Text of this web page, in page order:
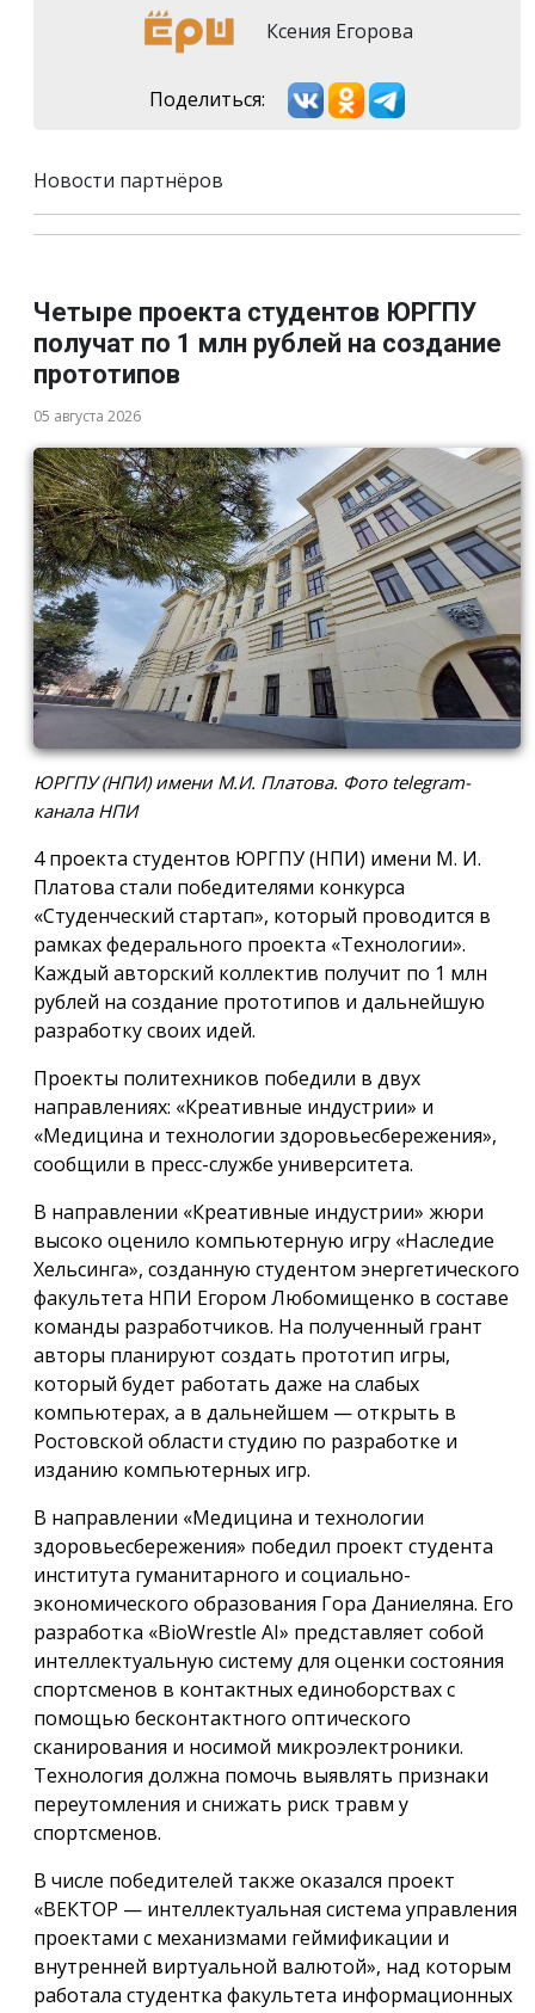
Ксения Егорова
Поделиться:
Новости партнёров
Четыре проекта студентов ЮРГПУ
получат по 1 млн рублей на создание
прототипов
05 августа 2026
ЮРГПУ (НПИ) имени М.И. Платова. Фото telegram-
канала НПИ
4 проекта студентов ЮРГПУ (НПИ) имени М. И.
Платова стали победителями конкурса
«Студенческий стартап», который проводится в
рамках федерального проекта «Технологии».
Каждый авторский коллектив получит по 1 млн
рублей на создание прототипов и дальнейшую
разработку своих идей.
Проекты политехников победили в двух
направлениях: «Креативные индустрии» и
«Медицина и технологии здоровьесбережения»,
сообщили в пресс-службе университета.
В направлении «Креативные индустрии» жюри
высоко оценило компьютерную игру «Наследие
Хельсинга», созданную студентом энергетического
факультета НПИ Егором Любомищенко в составе
команды разработчиков. На полученный грант
авторы планируют создать прототип игры,
который будет работать даже на слабых
компьютерах, а в дальнейшем — открыть в
Ростовской области студию по разработке и
изданию компьютерных игр.
В направлении «Медицина и технологии
здоровьесбережения» победил проект студента
института гуманитарного и социально-
экономического образования Гора Даниеляна. Его
разработка «BioWrestle AI» представляет собой
интеллектуальную систему для оценки состояния
спортсменов в контактных единоборствах с
помощью бесконтактного оптического
сканирования и носимой микроэлектроники.
Технология должна помочь выявлять признаки
переутомления и снижать риск травм у
спортсменов.
В числе победителей также оказался проект
«ВЕКТОР — интеллектуальная система управления
проектами с механизмами геймификации и
внутренней виртуальной валютой», над которым
работала студентка факультета информационных